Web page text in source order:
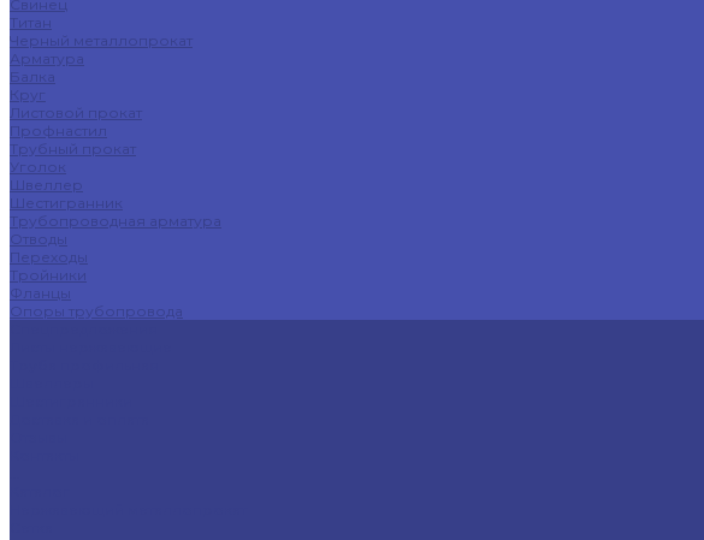
Свинец
Титан
Черный металлопрокат
Арматура
Балка
Круг
Листовой прокат
Профнастил
Трубный прокат
Уголок
Швеллер
Шестигранник
Трубопроводная арматура
Отводы
Переходы
Тройники
Фланцы
Опоры трубопровода